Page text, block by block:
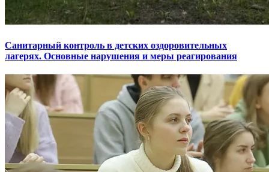
Санитарный контроль в детских оздоровительных
лагерях. Основные нарушения и меры реагирования